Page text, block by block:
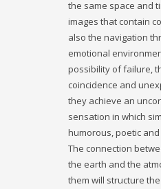
the same space and
images that contain
also the navigation
emotional
possibility of failure,
coincidence and
they achieve an
sensation in which
humorous, poetic
The connection
the earth and the
them will structure